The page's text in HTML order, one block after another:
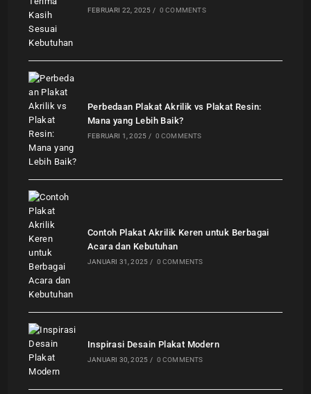
FEBRUARI 22, 2025 / 0 COMMENTS
Perbedaan Plakat Akrilik vs Plakat Resin:
Mana yang Lebih Baik?
FEBRUARI 1, 2025 / 0 COMMENTS
Contoh Plakat Akrilik Keren untuk Berbagai
Acara dan Kebutuhan
JANUARI 31, 2025 / 0 COMMENTS
Inspirasi Desain Plakat Modern
JANUARI 30, 2025 / 0 COMMENTS